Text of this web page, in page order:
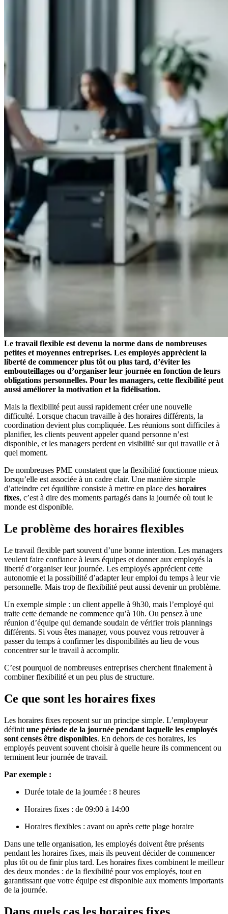
Le travail flexible est devenu la norme dans de nombreuses
petites et moyennes entreprises. Les employés apprécient la
liberté de commencer plus tôt ou plus tard, d’éviter les
embouteillages ou d’organiser leur journée en fonction de leurs
obligations personnelles. Pour les managers, cette flexibilité peut
aussi améliorer la motivation et la fidélisation.
Mais la flexibilité peut aussi rapidement créer une nouvelle
difficulté. Lorsque chacun travaille à des horaires différents, la
coordination devient plus compliquée. Les réunions sont difficiles à
planifier, les clients peuvent appeler quand personne n’est
disponible, et les managers perdent en visibilité sur qui travaille et à
quel moment.
De nombreuses PME constatent que la flexibilité fonctionne mieux
lorsqu’elle est associée à un cadre clair. Une manière simple
d’atteindre cet équilibre consiste à mettre en place des horaires
fixes, c’est à dire des moments partagés dans la journée où tout le
monde est disponible.
Le problème des horaires flexibles
Le travail flexible part souvent d’une bonne intention. Les managers
veulent faire confiance à leurs équipes et donner aux employés la
liberté d’organiser leur journée. Les employés apprécient cette
autonomie et la possibilité d’adapter leur emploi du temps à leur vie
personnelle. Mais trop de flexibilité peut aussi devenir un problème.
Un exemple simple : un client appelle à 9h30, mais l’employé qui
traite cette demande ne commence qu’à 10h. Ou pensez à une
réunion d’équipe qui demande soudain de vérifier trois plannings
différents. Si vous êtes manager, vous pouvez vous retrouver à
passer du temps à confirmer les disponibilités au lieu de vous
concentrer sur le travail à accomplir.
C’est pourquoi de nombreuses entreprises cherchent finalement à
combiner flexibilité et un peu plus de structure.
Ce que sont les horaires fixes
Les horaires fixes reposent sur un principe simple. L’employeur
définit une période de la journée pendant laquelle les employés
sont censés être disponibles. En dehors de ces horaires, les
employés peuvent souvent choisir à quelle heure ils commencent ou
terminent leur journée de travail.
Par exemple :
Durée totale de la journée : 8 heures
Horaires fixes : de 09:00 à 14:00
Horaires flexibles : avant ou après cette plage horaire
Dans une telle organisation, les employés doivent être présents
pendant les horaires fixes, mais ils peuvent décider de commencer
plus tôt ou de finir plus tard. Les horaires fixes combinent le meilleur
des deux mondes : de la flexibilité pour vos employés, tout en
garantissant que votre équipe est disponible aux moments importants
de la journée.
Dans quels cas les horaires fixes